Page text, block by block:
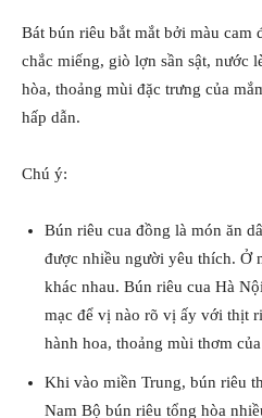
Bát bún riêu bắt mắt bởi màu cam
chắc miếng, giò lợn sần sật, nước
hòa, thoảng mùi đặc trưng của
hấp dẫn.
Chú ý:
Bún riêu cua đồng là món ăn
được nhiều người yêu thích. Ở
khác nhau. Bún riêu cua Hà
mạc để vị nào rõ vị ấy với thịt
hành hoa, thoảng mùi thơm
Khi vào miền Trung, bún riêu
Nam Bộ bún riêu tổng hòa